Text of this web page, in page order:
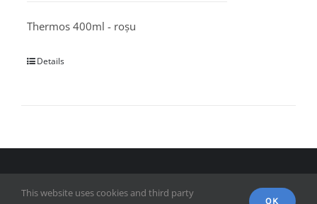
Thermos 400ml - roșu
Details
Administrative și ale Comunicării
This website uses cookies and third party
OK